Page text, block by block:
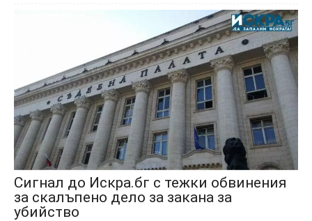
Сигнал до Искра.бг с тежки обвинения
за скалъпено дело за закана за
убийство